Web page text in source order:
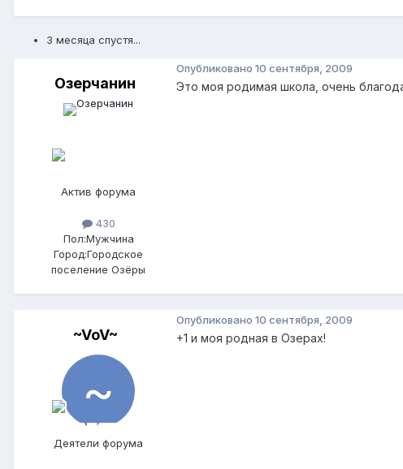
3 месяца спустя...
Озерчанин
Актив форума
430
Пол:Мужчина
Город:Городское
поселение Озёры
Опубликовано 10 сентября, 2009
Это моя родимая школа, очень
~VoV~
Деятели форума
Опубликовано 10 сентября, 2009
+1 и моя родная в Озерах!